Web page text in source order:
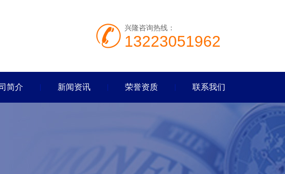
兴隆咨询热线：
13223051962
简介 新闻资讯 荣誉资质 联系我们